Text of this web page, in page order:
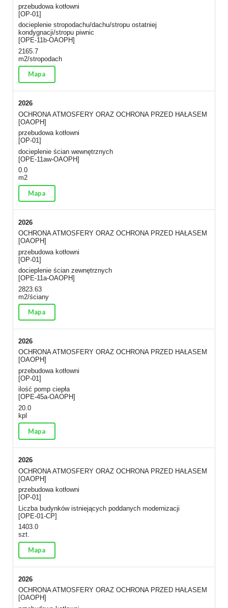
przebudowa kotłowni
[OP-01]
docieplenie stropodachu/dachu/stropu ostatniej
kondygnacji/stropu piwnic
[OPE-11b-OAOPH]
2165.7
m2/stropodach
Mapa
2026
OCHRONA ATMOSFERY ORAZ OCHRONA PRZED HAŁASEM
[OAOPH]
przebudowa kotłowni
[OP-01]
docieplenie ścian wewnętrznych
[OPE-11aw-OAOPH]
0.0
m2
Mapa
2026
OCHRONA ATMOSFERY ORAZ OCHRONA PRZED HAŁASEM
[OAOPH]
przebudowa kotłowni
[OP-01]
docieplenie ścian zewnętrznych
[OPE-11a-OAOPH]
2823.63
m2/ściany
Mapa
2026
OCHRONA ATMOSFERY ORAZ OCHRONA PRZED HAŁASEM
[OAOPH]
przebudowa kotłowni
[OP-01]
ilość pomp ciepła
[OPE-45a-OAOPH]
20.0
kpl
Mapa
2026
OCHRONA ATMOSFERY ORAZ OCHRONA PRZED HAŁASEM
[OAOPH]
przebudowa kotłowni
[OP-01]
Liczba budynków istniejących poddanych modernizacji
[OPE-01-CP]
1403.0
szt.
Mapa
2026
OCHRONA ATMOSFERY ORAZ OCHRONA PRZED HAŁASEM
[OAOPH]